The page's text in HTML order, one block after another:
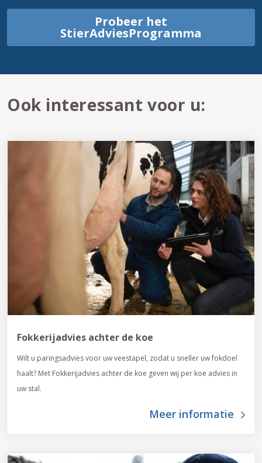
Probeer het
StierAdviesProgramma
Ook interessant voor u:
Fokkerijadvies achter de koe
Wilt u paringsadvies voor uw veestapel, zodat u sneller uw fokdoel
haalt? Met Fokkerijadvies achter de koe geven wij per koe advies in
uw stal.
Meer informatie